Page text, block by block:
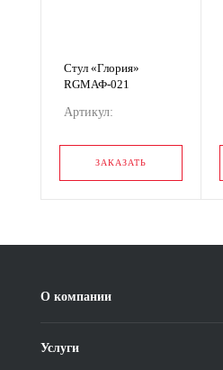
Стул «Глория»
RGМАФ-021
Артикул:
ЗАКАЗАТЬ
О компании
Услуги